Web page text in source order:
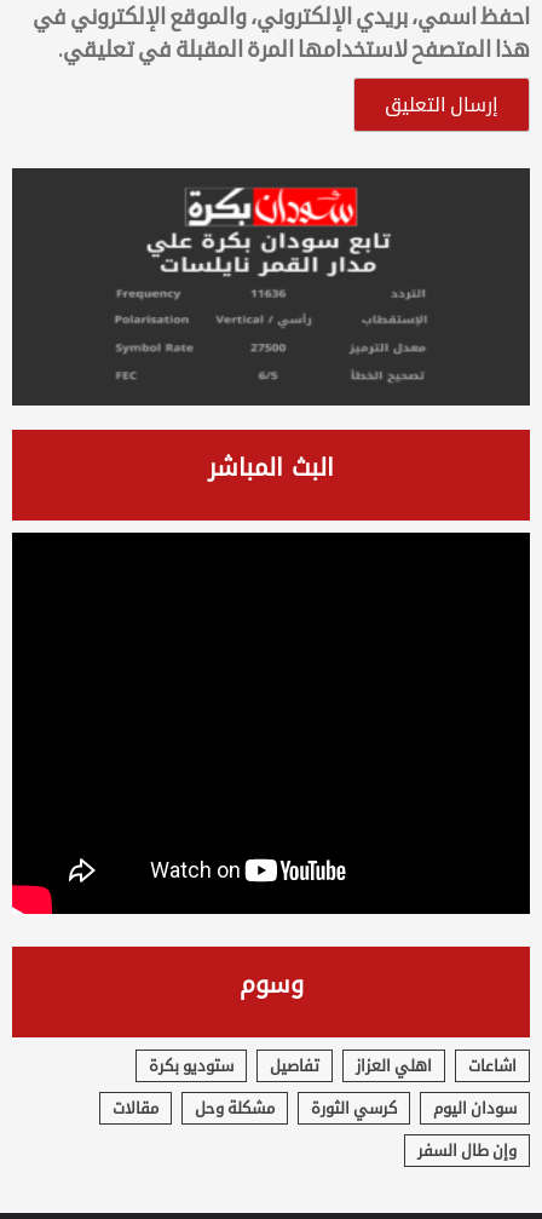
احفظ اسمي، بريدي الإلكتروني، والموقع الإلكتروني في
هذا المتصفح لاستخدامها المرة المقبلة في تعليقي.
البث المباشر
وسوم
اشاعات اهلي العزاز تفاصيل ستوديو بكرة
سودان اليوم كرسي الثورة مشكلة وحل مقالات
وإن طال السفر